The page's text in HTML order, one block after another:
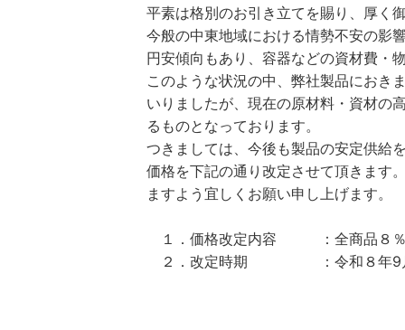
平素は格別のお引き立てを賜り、厚く
今般の中東地域における情勢不安の影
円安傾向もあり、容器などの資材費・
このような状況の中、弊社製品におき
いりましたが、現在の原材料・資材の
るものとなっております。
つきましては、今後も製品の安定供給
価格を下記の通り改定させて頂きます
ますよう宜しく
１．価格改定内容 ：全商品８％
２．改定時期 ：令